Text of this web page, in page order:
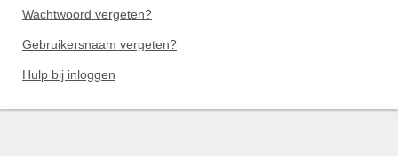
Wachtwoord vergeten?
Gebruikersnaam vergeten?
Hulp bij inloggen